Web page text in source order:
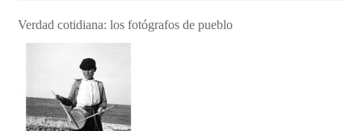
Verdad cotidiana: los fotógrafos de pueblo